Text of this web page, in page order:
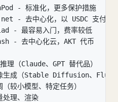
- 标准化，更多保护措施
- 去中心化，以 USDC 支付
- 最容易入门，费率较低
- 去中心化云，AKT 代币
（Claude、GPT 替代品）
成（Stable Diffusion、Flux
较小模型、特定任务）
理、渲染